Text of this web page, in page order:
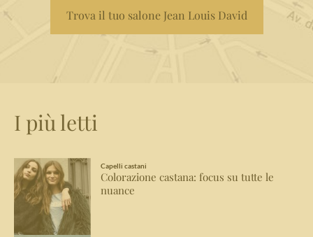
Trova il tuo salone Jean Louis David
I più letti
Capelli castani
Colorazione castana: focus su tutte le
nuance